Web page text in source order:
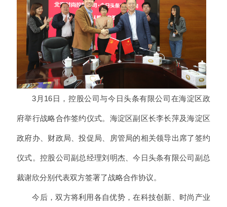
3月16日，控股公司与今日头条有限公司在海淀区政
府举行战略合作签约仪式。海淀区副区长李长萍及海淀区
政府办、财政局、投促局、房管局的相关领导出席了签约
仪式。控股公司副总经理刘明杰、今日头条有限公司副总
裁谢欣分别代表双方签署了战略合作协议。
今后，双方将利用各自优势，在科技创新、时尚产业